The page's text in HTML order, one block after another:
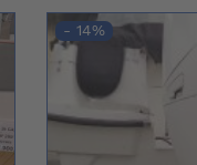
- 14%